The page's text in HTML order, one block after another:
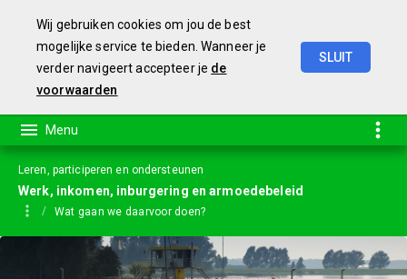
Wij gebruiken cookies om jou de best
mogelijke service te bieden. Wanneer je
verder navigeert accepteer je de
voorwaarden
SLUIT
Leren, participeren en ondersteunen
Werk, inkomen, inburgering en armoedebeleid
Wat gaan we daarvoor doen?